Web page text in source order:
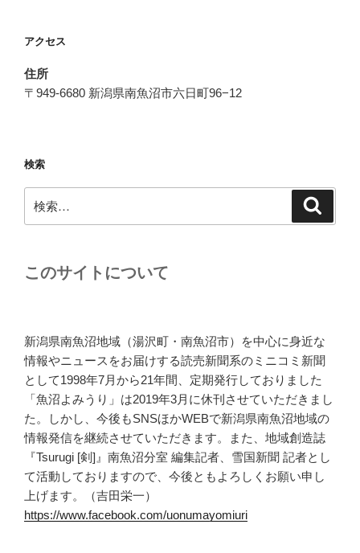
ー
アクセス
住所
〒949-6680 新潟県南魚沼市六日町96−12
検索
索:
このサイトについて
新潟県南魚沼地域（湯沢町・南魚沼市）を中心に身近な
情報やニュースをお届けする読売新聞系のミニコミ新聞
として1998年7月から21年間、定期発行しておりました
「魚沼よみうり」は2019年3月に休刊させていただきまし
た。しかし、今後もSNSほかWEBで新潟県南魚沼地域の
情報発信を継続させていただきます。また、地域創造誌
『Tsurugi [剣]』南魚沼分室 編集記者、雪国新聞 記者とし
て活動しておりますので、今後ともよろしくお願い申し
上げます。（吉田栄一）
https://www.facebook.com/uonumayomiuri